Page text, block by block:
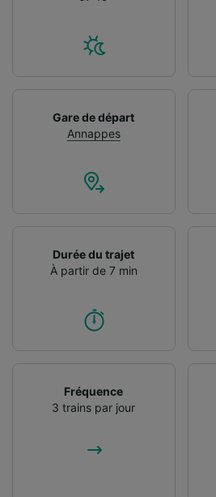
Gare de départ
Annappes
Durée du trajet
À partir de 7 min
Fréquence
3 trains par jour